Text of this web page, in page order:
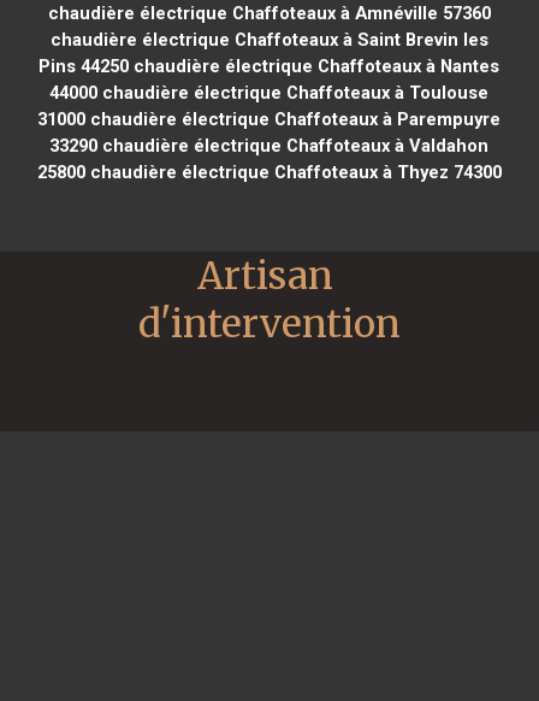
chaudière électrique Chaffoteaux à Amnéville 57360
chaudière électrique Chaffoteaux à Saint Brevin les
Pins 44250 chaudière électrique Chaffoteaux à Nantes
44000 chaudière électrique Chaffoteaux à Toulouse
31000 chaudière électrique Chaffoteaux à Parempuyre
33290 chaudière électrique Chaffoteaux à Valdahon
25800chaudière électrique Chaffoteaux à Thyez 74300
Artisan
d'intervention